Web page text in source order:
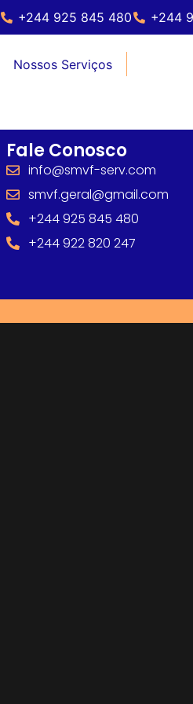
+244 925 845 480 +244
Nossos Serviços
Fale Conosco
info@smvf-serv.com
smvf.geral@gmail.com
+244 925 845 480
+244 922 820 247